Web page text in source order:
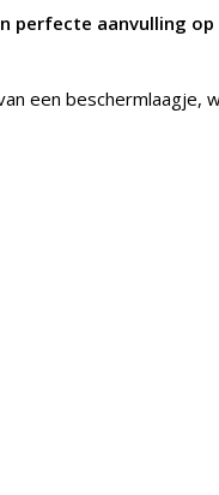
perfecte aanvulling
een beschermlaagje,